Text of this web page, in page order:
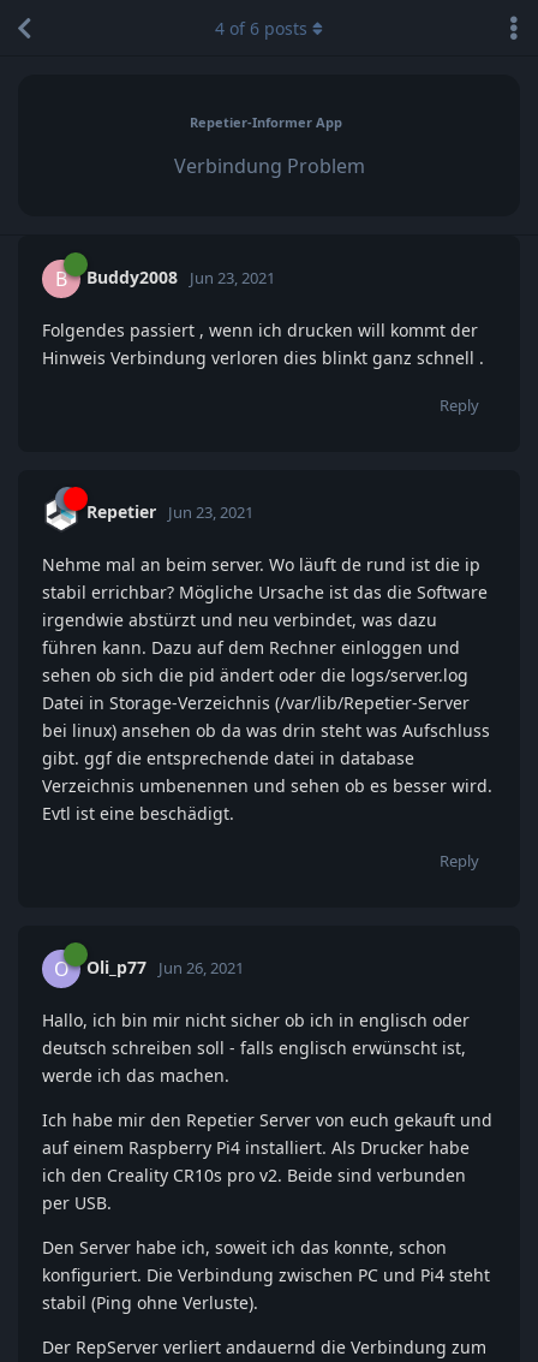
Repetier-Informer App
Verbindung Problem
4 of 6 posts
B Buddy2008 Jun 23, 2021
Folgendes passiert , wenn ich drucken will kommt der
Hinweis Verbindung verloren dies blinkt ganz schnell .
Reply
Repetier Jun 23, 2021
Nehme mal an beim server. Wo läuft de rund ist die ip
stabil errichbar? Mögliche Ursache ist das die Software
irgendwie abstürzt und neu verbindet, was dazu
führen kann. Dazu auf dem Rechner einloggen und
sehen ob sich die pid ändert oder die logs/server.log
Datei in Storage-Verzeichnis (/var/lib/Repetier-Server
bei linux) ansehen ob da was drin steht was Aufschluss
gibt. ggf die entsprechende datei in database
Verzeichnis umbenennen und sehen ob es besser wird.
Evtl ist eine beschädigt.
Reply
O Oli_p77 Jun 26, 2021
Hallo, ich bin mir nicht sicher ob ich in englisch oder
deutsch schreiben soll - falls englisch erwünscht ist,
werde ich das machen.
Ich habe mir den Repetier Server von euch gekauft und
auf einem Raspberry Pi4 installiert. Als Drucker habe
ich den Creality CR10s pro v2. Beide sind verbunden
per USB.
Den Server habe ich, soweit ich das konnte, schon
konfiguriert. Die Verbindung zwischen PC und Pi4 steht
stabil (Ping ohne Verluste).
Der RepServer verliert andauernd die Verbindung zum